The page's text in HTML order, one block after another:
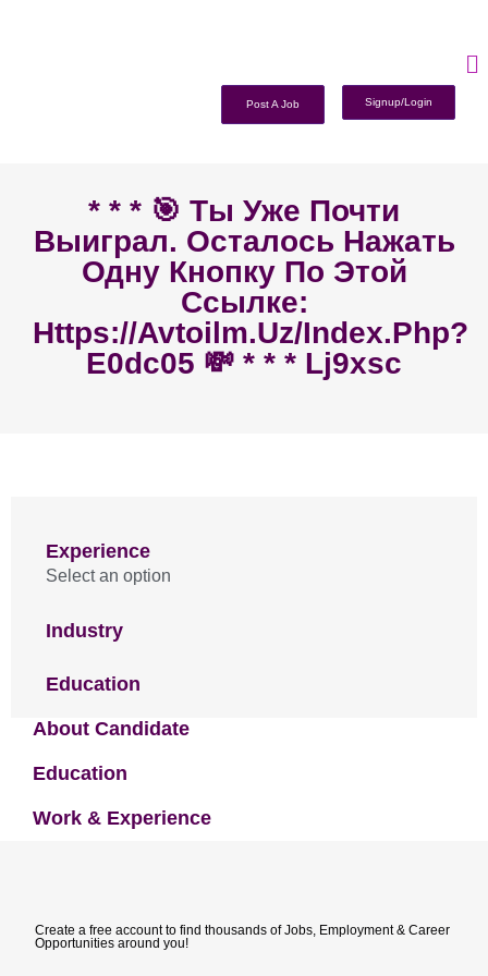
Post A Job Signup/Login
* * * 🎯 Ты Уже Почти
Выиграл. Осталось Нажать
Одну Кнопку По Этой
Ссылке:
Https://avtoilm.uz/index.php?
E0dc05 💸 * * * Lj9xsc
Experience
Select an option
Industry
Education
About Candidate
Education
Work & Experience
Create a free account to find thousands of Jobs, Employment & Career
Opportunities around you!